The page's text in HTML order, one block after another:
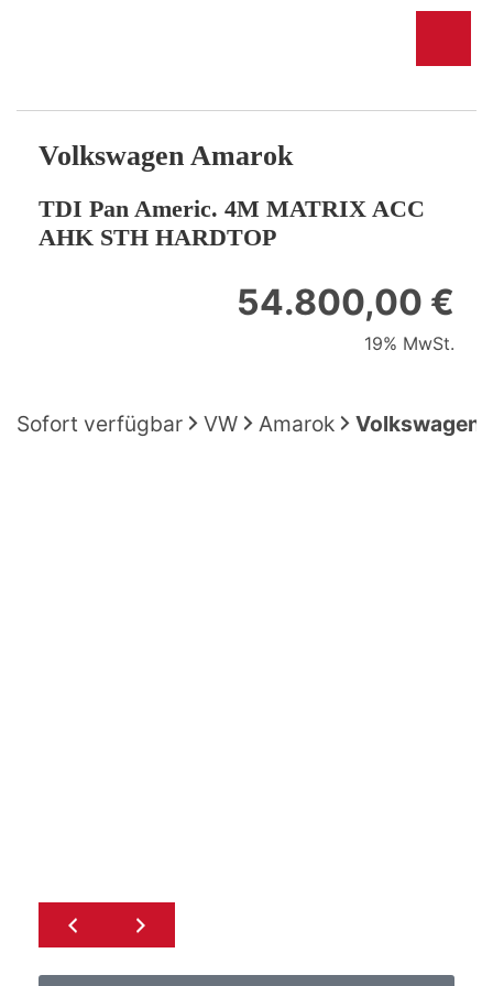
Volkswagen Amarok
TDI Pan Americ. 4M MATRIX ACC
AHK STH HARDTOP
54.800,00 €
19% MwSt.
Sofort verfügbar VW Amarok Volkswagen